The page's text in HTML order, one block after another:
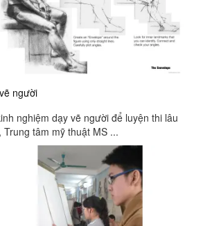
người
nghiệm dạy vẽ người để luyện thi lâu
Trung tâm mỹ thuật MS ...